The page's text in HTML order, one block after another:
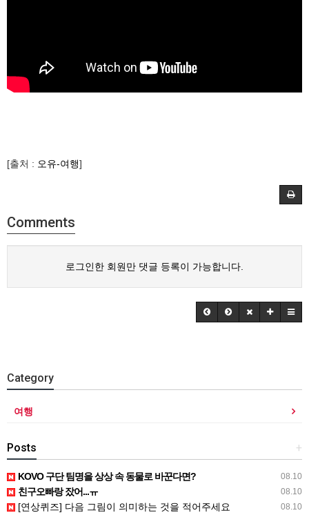
[출처 : 오유-여행]
Comments
로그인한 회원만 댓글 등록이 가능합니다.
Category
여행
+
Posts
08.10
KOVO 구단 팀명을 상상 속 동물로 바꾼다면?
08.10
친구오빠랑 잤어...ㅠ
08.10
[연상퀴즈] 다음 그림이 의미하는 것을 적어주세요